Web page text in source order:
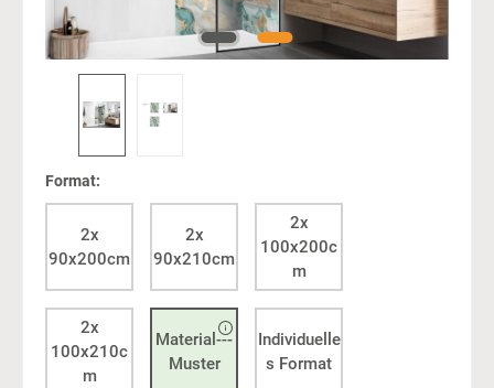
Format:
2x
90x200cm
2x
90x210cm
2x
100x200c
m
2x
100x210c
m
Material---
Muster
Individuelle
s Format